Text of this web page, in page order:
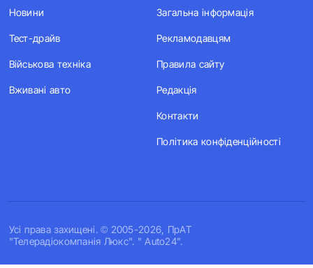
Усi права захищенi. © 2005-2026, ПрАТ
"Телерадіокомпанія Люкс". " Auto24".
Новини
Тест-драйв
Військова техніка
Вживані авто
Загальна інформація
Рекламодавцям
Правила сайту
Редакція
Контакти
Політика конфіденційності